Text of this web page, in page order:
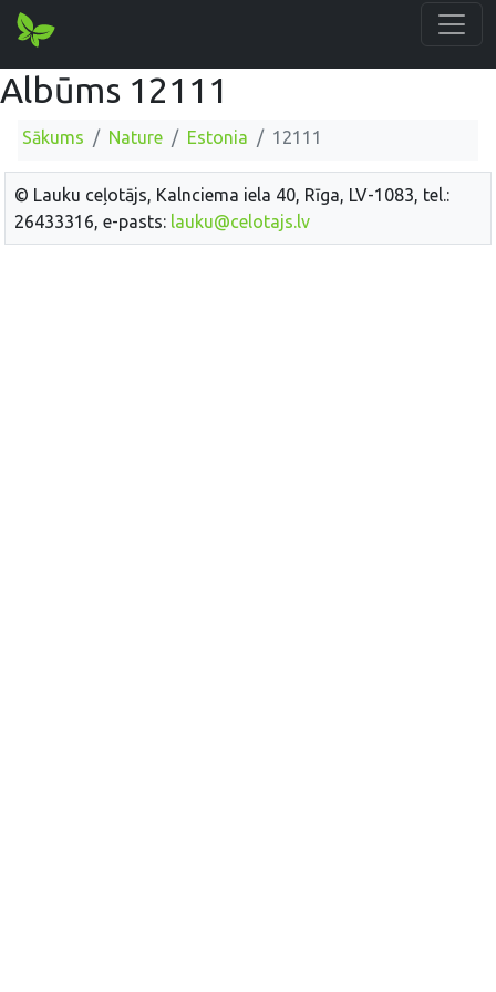
Albūms 12111
Sākums Nature Estonia 12111
© Lauku ceļotājs, Kalnciema iela 40, Rīga, LV-1083, tel.:
26433316, e-pasts: lauku@celotajs.lv